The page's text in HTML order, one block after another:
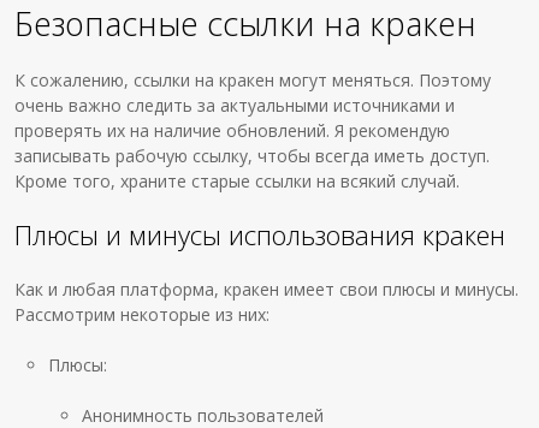
Безопасные ссылки на кракен
К сожалению, ссылки на кракен могут меняться. Поэтому
очень важно следить за актуальными источниками и
проверять их на наличие обновлений. Я рекомендую
записывать рабочую ссылку, чтобы всегда иметь доступ.
Кроме того, храните старые ссылки на всякий случай.
Плюсы и минусы использования кракен
Как и любая платформа, кракен имеет свои плюсы и минусы.
Рассмотрим некоторые из них:
Плюсы:
Анонимность пользователей